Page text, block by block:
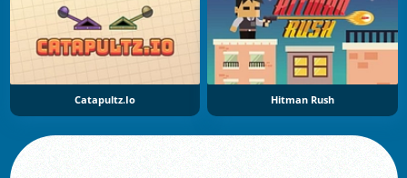
Catapultz.io Hitman Rush